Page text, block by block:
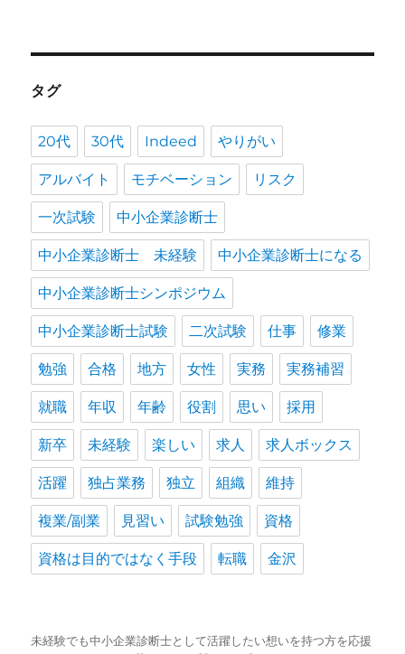
タグ
20代 30代 Indeed やりがい
アルバイト モチベーション リスク
一次試験 中小企業診断士
中小企業診断士 未経験 中小企業診断士になる
中小企業診断士シンポジウム
中小企業診断士試験 二次試験 仕事 修業
勉強 合格 地方 女性 実務 実務補習
就職 年収 年齢 役割 思い 採用
新卒 未経験 楽しい 求人 求人ボックス
活躍 独占業務 独立 組織 維持
複業/副業 見習い 試験勉強 資格
資格は目的ではなく手段 転職 金沢
未経験でも中小企業診断士として活躍したい想いを持つ方を応援